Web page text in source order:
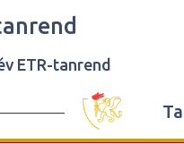
ETR-tanrend